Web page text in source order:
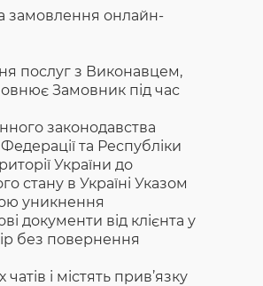
замовлення онлайн-
послуг з Виконавцем,
Замовник під час
законодавства
та Республіки
України до
стану в Україні Указом
уникнення
документи від клієнта у
без повернення
і містять прив’язку